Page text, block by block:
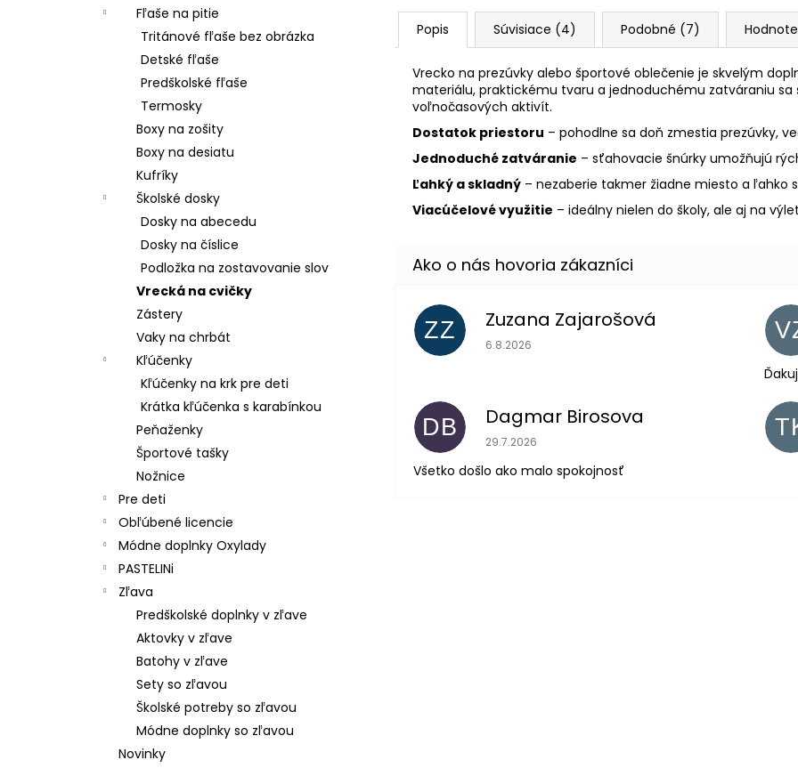
Fľaše na pitie
Tritánové fľaše bez obrázka
Detské fľaše
Predškolské fľaše
Termosky
Boxy na zošity
Boxy na desiatu
Kufríky
Školské dosky
Dosky na abecedu
Dosky na číslice
Podložka na zostavovanie slov
Vrecká na cvičky
Zástery
Vaky na chrbát
Kľúčenky
Kľúčenky na krk pre deti
Krátka kľúčenka s karabínkou
Peňaženky
Športové tašky
Nožnice
Pre deti
Obľúbené licencie
Módne doplnky Oxylady
PASTELINi
Zľava
Predškolské doplnky v zľave
Aktovky v zľave
Batohy v zľave
Sety so zľavou
Školské potreby so zľavou
Módne doplnky so zľavou
Novinky
Popis Súvisiace (4) Podobné (7)
Vrecko na prezúvky alebo športové oblečenie je skvelým
materiálu, praktickému tvaru a jednoduchému zatváraniu
voľnočasových aktivít.
Dostatok priestoru – pohodlne sa doň zmestia prezúvky,
Jednoduché zatváranie – sťahovacie šnúrky umožňujú
Ľahký a skladný – nezaberie takmer žiadne miesto a ľahko
Viacúčelové využitie – ideálny nielen do školy, ale aj na
ZZ Zuzana Zajarošová
Hodnotenie obchodu je 5 z 5 hviezdičiek.
6.8.2026
DB Dagmar Birosova
Hodnotenie obchodu je 5 z 5 hviezdičiek.
29.7.2026
Všetko došlo ako malo spokojnosť